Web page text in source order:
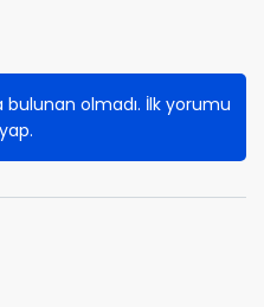
olmadı. İlk yorumu